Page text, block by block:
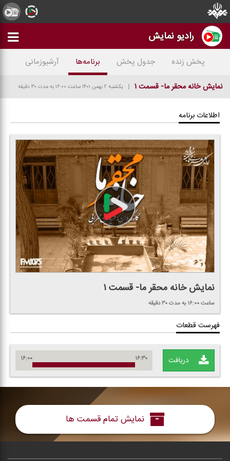
رادیو نمایش
پخش زنده جدول پخش برنامه‌ها
آرشیوزمانی
نمایش خانه محقر ما- قسمت ۱
یکشنبه ۲ بهمن ۱۴۰۱ ساعت ۱۶:۰۰ به مدت ۳۰ دقیقه
اطلاعات برنامه
نمایش خانه محقر ما- قسمت ۱
ساعت ۱۶:۰۰ به مدت ۳۰ دقیقه
فهرست قطعات
دریافت ۱۶:۰۰ ۱۶:۳۰
نمایش تمام قسمت ها